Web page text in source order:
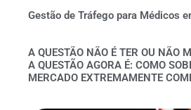
Gestão de Tráfego para Médicos
A QUESTÃO NÃO É TER OU NÃO
A QUESTÃO AGORA É: COMO
MERCADO EXTREMAMENTE